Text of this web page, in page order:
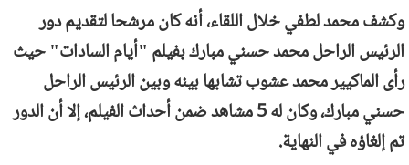
وكشف محمد لطفي خلال اللقاء، أنه كان مرشحا لتقديم دور
الرئيس الراحل محمد حسني مبارك بفيلم "أيام السادات" حيث
رأى الماكيير محمد عشوب تشابها بينه وبين الرئيس الراحل
حسني مبارك، وكان له 5 مشاهد ضمن أحداث الفيلم، إلا أن الدور
تم إلغاؤه في النهاية.